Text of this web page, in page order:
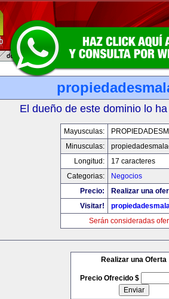
El dueño de este dominio lo
Mayusculas:
Minusculas:
Longitud:
17 caracteres
Categorias:
Negocios
Precio:
Realizar una
Visitar!
Serán consideradas
Realizar una Oferta
Precio Ofrecido $